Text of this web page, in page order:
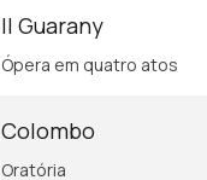
Il Guarany
Ópera em quatro atos
Colombo
Oratória